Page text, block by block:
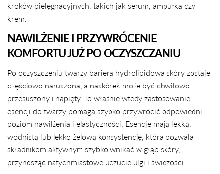
kroków pielęgnacyjnych, takich jak serum, ampułka czy
krem.
NAWILŻENIE I PRZYWRÓCENIE
KOMFORTU JUŻ PO OCZYSZCZANIU
Po oczyszczeniu twarzy bariera hydrolipidowa skóry zostaje
częściowo naruszona, a naskórek może być chwilowo
przesuszony i napięty. To właśnie wtedy zastosowanie
esencji do twarzy pomaga szybko przywrócić odpowiedni
poziom nawilżenia i elastyczności. Esencje mają lekką,
wodnistą lub lekko żelową konsystencję, która pozwala
składnikom aktywnym szybko wnikać w głąb skóry,
przynosząc natychmiastowe uczucie ulgi i świeżości.